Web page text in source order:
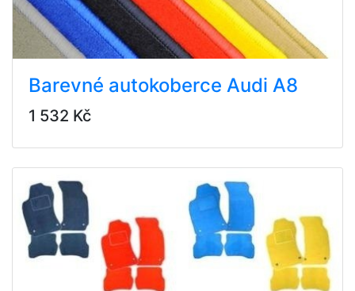
Barevné autokoberce Audi A8
1 532 Kč